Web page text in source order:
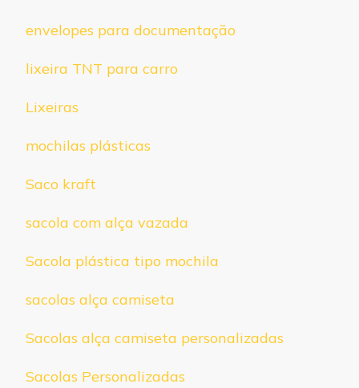
envelopes para documentação
lixeira TNT para carro
Lixeiras
mochilas plásticas
Saco kraft
sacola com alça vazada
Sacola plástica tipo mochila
sacolas alça camiseta
Sacolas alça camiseta personalizadas
Sacolas Personalizadas